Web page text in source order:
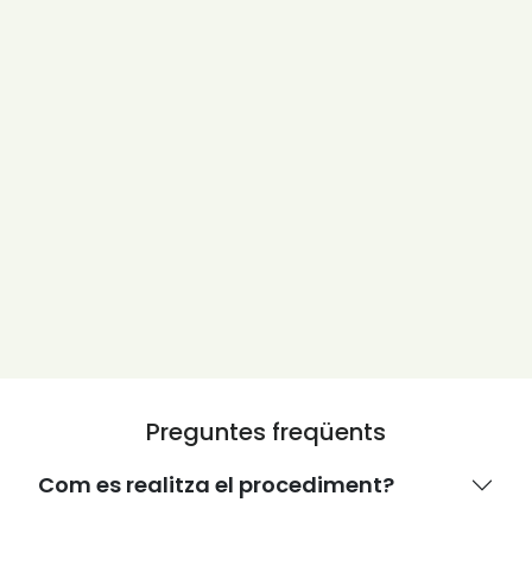
Preguntes freqüents
Com es realitza el procediment?